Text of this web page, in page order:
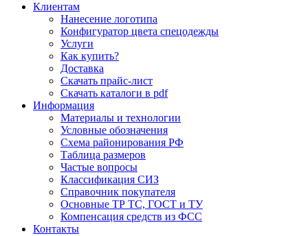
Клиентам
Нанесение логотипа
Конфигуратор цвета спецодежды
Услуги
Как купить?
Доставка
Скачать прайс-лист
Скачать каталоги в pdf
Информация
Материалы и технологии
Условные обозначения
Схема районирования РФ
Таблица размеров
Частые вопросы
Классификация СИЗ
Справочник покупателя
Основные ТР ТС, ГОСТ и ТУ
Компенсация средств из ФСС
Контакты